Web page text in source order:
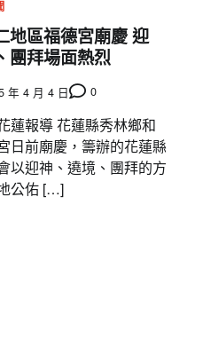
地區福德宮廟慶 迎
團拜場面熱烈
年 4 月 4 日 0
蓮報導 花蓮縣秀林鄉和
日前廟慶，籌辦的花蓮縣
以迎神、遶境、團拜的方
公佑 […]